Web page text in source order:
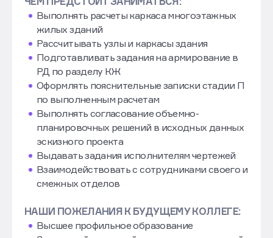
потребности застройщика.
ЧЕМ ПРЕДСТОИТ ЗАНИМАТЬСЯ:
Выполнять расчеты каркаса многоэтажных
жилых зданий
Рассчитывать узлы и каркасы здания
Подготавливать задания на армирование в
РД по разделу КЖ
Оформлять пояснительные записки стадии П
по выполненным расчетам
Выполнять согласование объемно-
планировочных решений в исходных данных
эскизного проекта
Выдавать задания исполнителям чертежей
Взаимодействовать с сотрудниками своего и
НАШИ ПОЖЕЛАНИЯ К БУДУЩЕМУ КОЛЛЕГЕ: